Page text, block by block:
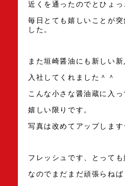
近くを通ったのでとひょ
毎日とても嬉しいことが
した。
また垣崎醤油にも新しい新
入社してくれました＾＾
こんな小さな醤油蔵に入
嬉しい限りです。
写真は改めてアップしま
フレッシュです、とっても
なのでまだまだ頑張らねば